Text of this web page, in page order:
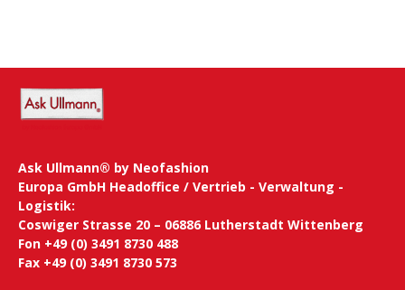
Ask Ullmann® by Neofashion
Europa GmbH Headoffice / Vertrieb - Verwaltung -
Logistik:
Coswiger Strasse 20 – 06886 Lutherstadt Wittenberg
Fon +49 (0) 3491 8730 488
Fax +49 (0) 3491 8730 573